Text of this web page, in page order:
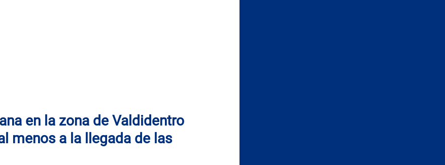
en la zona de Valdidentro
menos a la llegada de las